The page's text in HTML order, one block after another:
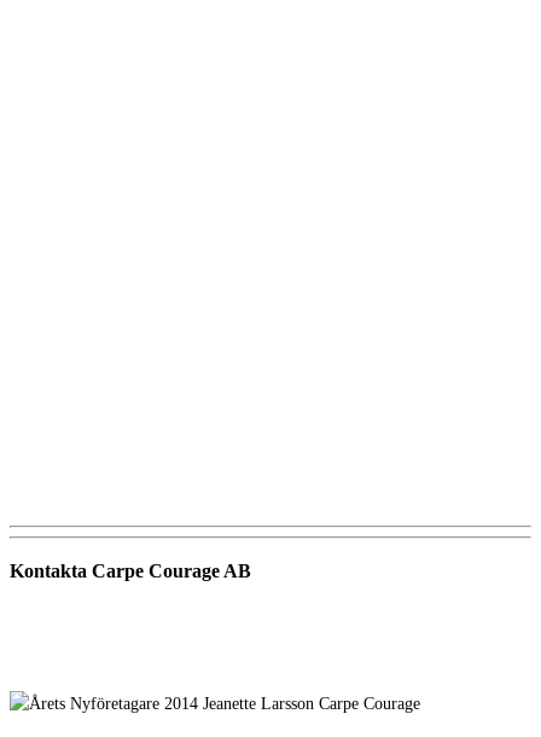
Kontakta Carpe Courage AB